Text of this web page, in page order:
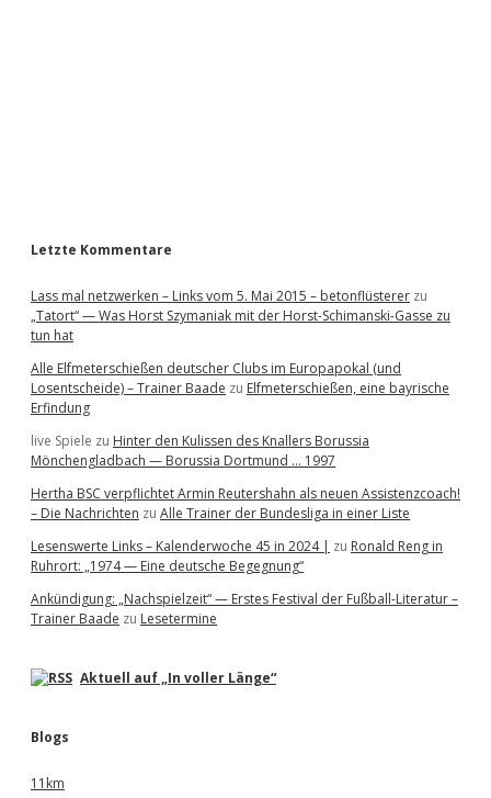
Letzte Kommentare
Lass mal netzwerken – Links vom 5. Mai 2015 – betonflüsterer zu
„Tatort“ — Was Horst Szymaniak mit der Horst-Schimanski-Gasse zu
tun hat
Alle Elfmeterschießen deutscher Clubs im Europapokal (und
Losentscheide) – Trainer Baade zu Elfmeterschießen, eine bayrische
Erfindung
live Spiele zu Hinter den Kulissen des Knallers Borussia
Mönchengladbach — Borussia Dortmund … 1997
Hertha BSC verpflichtet Armin Reutershahn als neuen Assistenzcoach!
– Die Nachrichten zu Alle Trainer der Bundesliga in einer Liste
Lesenswerte Links – Kalenderwoche 45 in 2024 | zu Ronald Reng in
Ruhrort: „1974 — Eine deutsche Begegnung“
Ankündigung: „Nachspielzeit“ — Erstes Festival der Fußball-Literatur –
Trainer Baade zu Lesetermine
Aktuell auf „In voller Länge“
Blogs
11km